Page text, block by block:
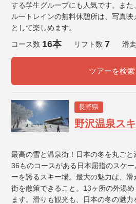
する学生グループにも人気です。ま
ルートレインの無料休憩所は、写真
として楽しめます。
コース数 16本 リフト数 7 滑
ツアーを検索
長野県
野沢温泉ス
最高の雪と温泉街！日本の冬を丸ごと
36ものコースがある日本屈指のスケ
ーを誇るスキー場。最大の魅力は、
街を散策できること。13ヶ所の外湯
ます。滑りも観光も、日本の冬の魅